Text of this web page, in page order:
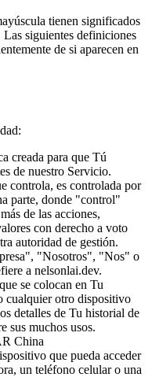
tienen significados
siguientes definiciones
de si aparecen en
creada para que Tú
de nuestro Servicio.
controla, es controlada por
parte, donde "control"
de las acciones,
con derecho a voto
autoridad de gestión.
"Nosotros", "Nos" o
a nelsonlai.dev.
se colocan en Tu
cualquier otro dispositivo
detalles de Tu historial de
sus muchos usos.
China
que pueda acceder
un teléfono celular o una